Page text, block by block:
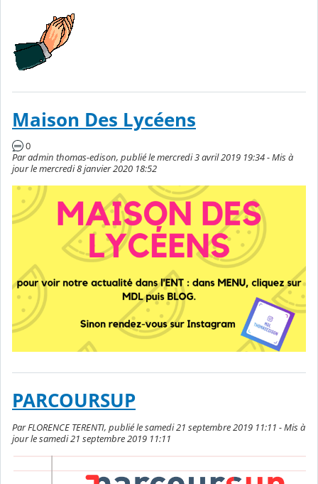
Maison Des Lycéens
0
Par admin thomas-edison, publié le mercredi 3 avril 2019 19:34 - Mis à
jour le mercredi 8 janvier 2020 18:52
PARCOURSUP
Par FLORENCE TERENTI, publié le samedi 21 septembre 2019 11:11 - Mis à
jour le samedi 21 septembre 2019 11:11